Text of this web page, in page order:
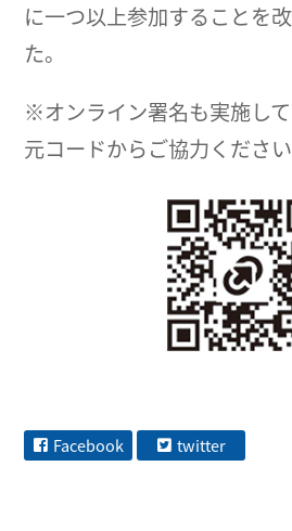
に一つ以上参加することを
た。
※オンライン署名も実施し
元コードからご協力くださ
Facebook twitter